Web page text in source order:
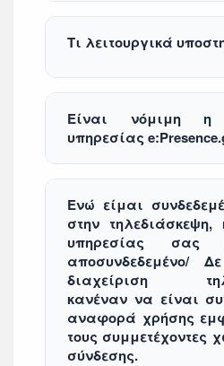
Τι λειτουργικά
Είναι νόμιμη
υπηρεσίας
Ενώ είμαι
στην
υπηρεσίας σας
αποσυνδεδεμένο/
διαχείριση
κανέναν να είναι
αναφορά χρήσης
τους συμμετέχοντες
σύνδεσης.